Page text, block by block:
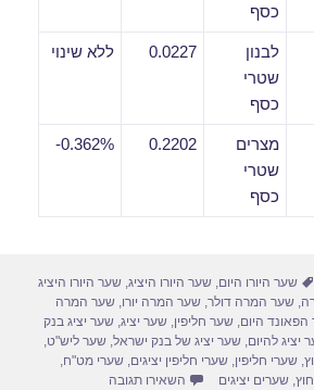
כסף
לבנון
שטרי
כסף
0.0227 ללא שינוי
מצרים
שטרי
כסף
0.2202
0.362%-
תגיות
שער היורו היום,שער היורו היציג,שער היורו היציג
,שער המרה דולר,שער המרה יורו,שער המרה
הפאונד היום,שער חליפין,שער יציג,שער יציג בנק
יציג להיום,שער יציג של בנק ישראל,שער ליש"ט,
,שערי חליפין,שערי חליפין יציגים,שערי מט"ח,
,שערים יציגים השאירו תגובה